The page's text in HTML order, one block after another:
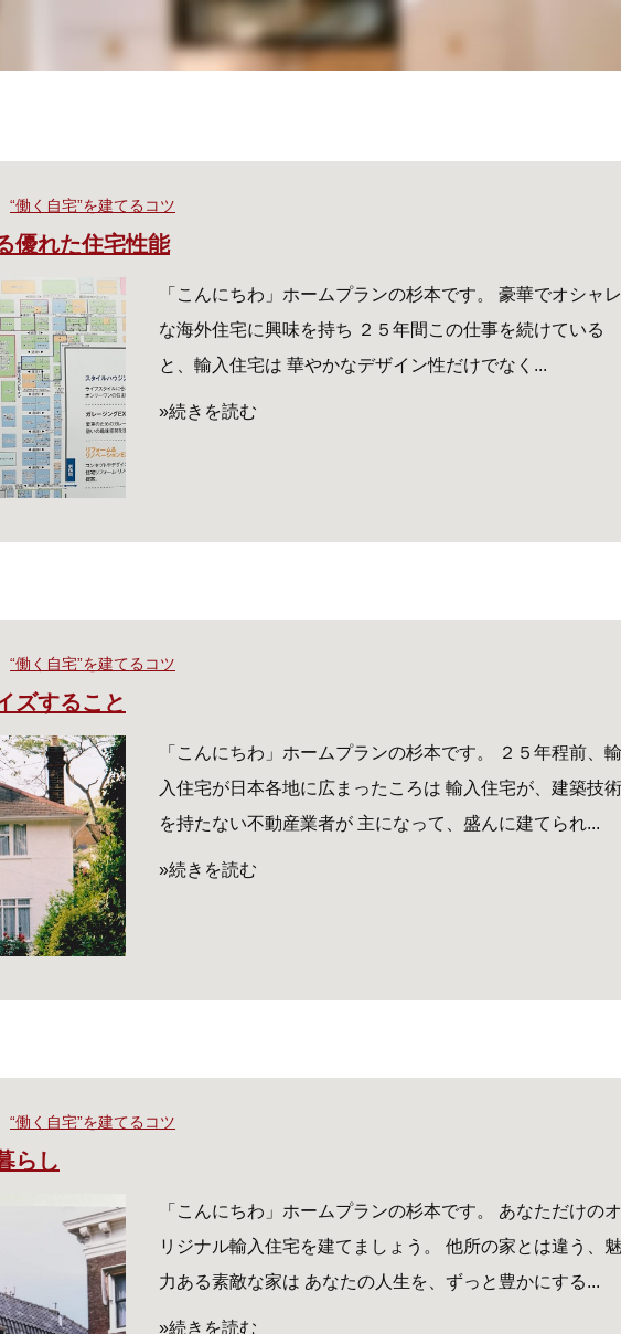
“働く自宅”を建てるコツ
優れた住宅性能
「こんにちわ」ホームプランの杉本です。 豪華でオシャレ
な海外住宅に興味を持ち ２５年間この仕事を続けている
と、輸入住宅は 華やかなデザイン性だけでなく...
»続きを読む
“働く自宅”を建てるコツ
ズすること
「こんにちわ」ホームプランの杉本です。 ２５年程前、輸
入住宅が日本各地に広まったころは 輸入住宅が、建築技術
を持たない不動産業者が 主になって、盛んに建てられ...
»続きを読む
“働く自宅”を建てるコツ
らし
「こんにちわ」ホームプランの杉本です。 あなただけのオ
リジナル輸入住宅を建てましょう。 他所の家とは違う、魅
力ある素敵な家は あなたの人生を、ずっと豊かにする...
»続きを読む